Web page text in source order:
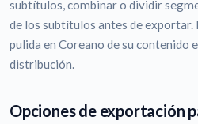
subtítulos, combinar o dividir
de los subtítulos antes de exportar.
pulida en Coreano de su contenido
distribución.
Opciones de exportación